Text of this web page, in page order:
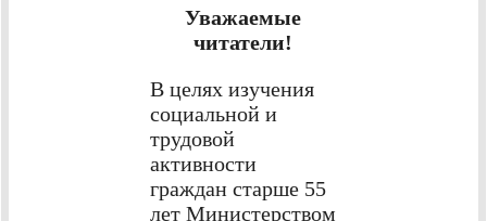
Уважаемые
читатели!
В целях изучения
социальной и
трудовой
активности
граждан старше 55
лет Министерством